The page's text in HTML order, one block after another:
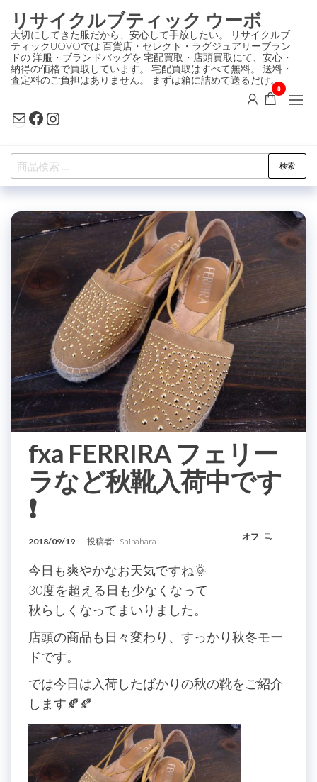
ン
テ
ン
ツ
プ
リサイクルブティック ウーボ
大切にしてきた服だから、安心して手放したい。 リサイクルブ
ティックUOVOでは 百貨店・セレクト・ラグジュアリーブラン
ドの 洋服・ブランドバッグを 宅配買取・店頭買取にて、安心・
納得の価格で買取しています。 宅配買取はすべて無料。 送料・
査定料のご負担はありません。 まずは箱に詰めて送るだけ。
MailFacebook
Instagram
0
検
索
象:
検索
fxa FERRIRA フェリー
ラなど秋靴入荷中です
❗️
2018/09/19 投稿者: Shibahara オフ
今日も爽やかなお天気ですね🌞
30度を超える日も少なくなって
秋らしくなってまいりました。
店頭の商品も日々変わり、すっかり秋冬モー
ドです。
では今日は入荷したばかりの秋の靴をご紹介
します🍂🍂